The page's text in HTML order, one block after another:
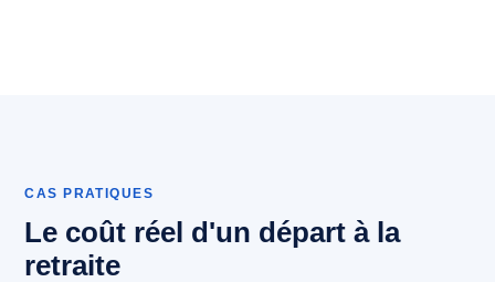
CAS PRATIQUES
Le coût réel d'un départ à la
retraite